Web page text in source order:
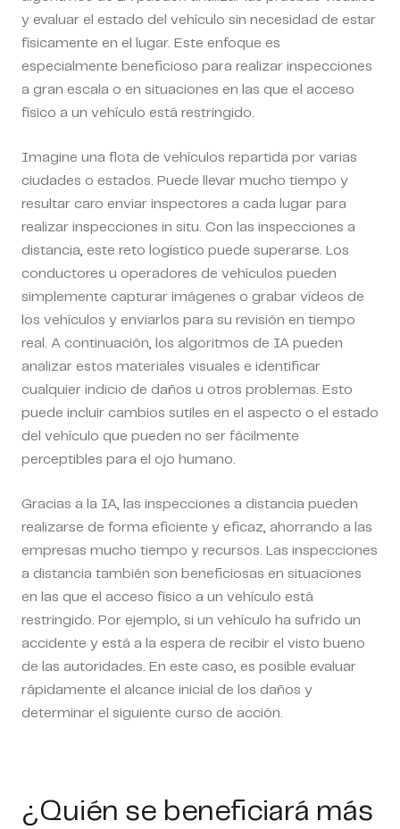
y evaluar el estado del vehículo sin necesidad de estar
físicamente en el lugar. Este enfoque es
especialmente beneficioso para realizar inspecciones
a gran escala o en situaciones en las que el acceso
físico a un vehículo está restringido.
Imagine una flota de vehículos repartida por varias
ciudades o estados. Puede llevar mucho tiempo y
resultar caro enviar inspectores a cada lugar para
realizar inspecciones in situ. Con las inspecciones a
distancia, este reto logístico puede superarse. Los
conductores u operadores de vehículos pueden
simplemente capturar imágenes o grabar vídeos de
los vehículos y enviarlos para su revisión en tiempo
real. A continuación, los algoritmos de IA pueden
analizar estos materiales visuales e identificar
cualquier indicio de daños u otros problemas. Esto
puede incluir cambios sutiles en el aspecto o el estado
del vehículo que pueden no ser fácilmente
perceptibles para el ojo humano.
Gracias a la IA, las inspecciones a distancia pueden
realizarse de forma eficiente y eficaz, ahorrando a las
empresas mucho tiempo y recursos. Las inspecciones
a distancia también son beneficiosas en situaciones
en las que el acceso físico a un vehículo está
restringido. Por ejemplo, si un vehículo ha sufrido un
accidente y está a la espera de recibir el visto bueno
de las autoridades. En este caso, es posible evaluar
rápidamente el alcance inicial de los daños y
determinar el siguiente curso de acción.
¿Quién se beneficiará más